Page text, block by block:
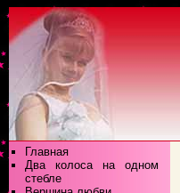
Главная
Два колоса на одном
стебле